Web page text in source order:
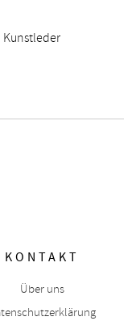
Kunstleder
KONTAKT
Über uns